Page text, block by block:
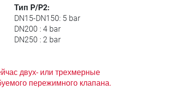
Тип P/P2:
DN15-DN150: 5 bar
DN200 : 4 bar
DN250 : 2 bar
двух- или трехмерные
пережимного клапана.